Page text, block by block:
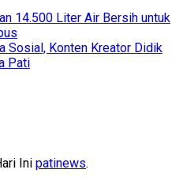
14.500 Liter Air Bersih untuk
Sosial, Konten Kreator Didik
Pati
Ini patinews.